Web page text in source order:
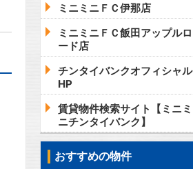
ミニミニＦＣ伊那店
ミニミニＦＣ飯田アップルロ
ード店
チンタイバンクオフィシャル
HP
賃貸物件検索サイト【ミニミ
ニチンタイバンク】
おすすめの物件